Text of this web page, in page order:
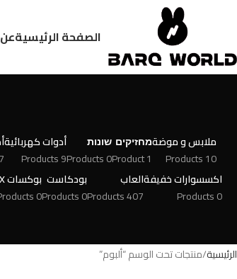
الصفحة الرئيسية
ملابس و موضة
10 Products
מחזיקים
1 Product
שונות
0 Products
أدوات كهربائية
9 Products
7 Products
اكسسوارات خفيفة
0 Products
العاب
407 Products
بودكاست
0 Products
بوكسات BOX
0 Products
الرئيسية منتجات تحت الوسم “ألبوم”